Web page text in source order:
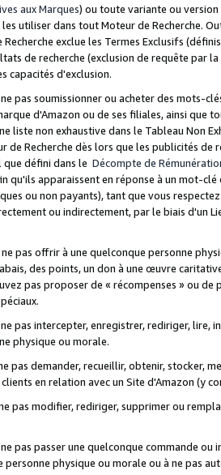
aux Marques) ou toute variante ou
les utiliser dans tout Moteur de Recherche.
exclue les Termes Exclusifs
de recherche (exclusion de requête
capacités d'exclusion.
pas soumissionner ou acheter des mots-
d'Amazon ou de ses filiales, ainsi que
liste non exhaustive dans le Tableau Non
de Recherche dès lors que les publicités de
que défini dans le Décompte de
qu'ils apparaissent en réponse à un mot-
ou non payants), tant que vous
ou indirectement, par le biais d'un
pas offrir à une quelconque personne
des points, un don à une œuvre
pas proposer de « récompenses » ou
ne pas intercepter, enregistrer, rediriger,
physique ou morale.
pas demander, recueillir, obtenir, stocker,
en relation avec un Site d'Amazon (y
pas modifier, rediriger, supprimer ou
pas passer une quelconque commande
physique ou morale ou à ne pas